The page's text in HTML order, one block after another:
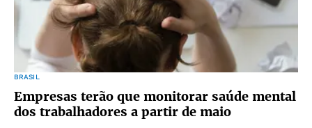
BRASIL
Empresas terão que monitorar saúde mental
dos trabalhadores a partir de maio